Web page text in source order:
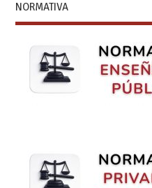
NORMATIVA